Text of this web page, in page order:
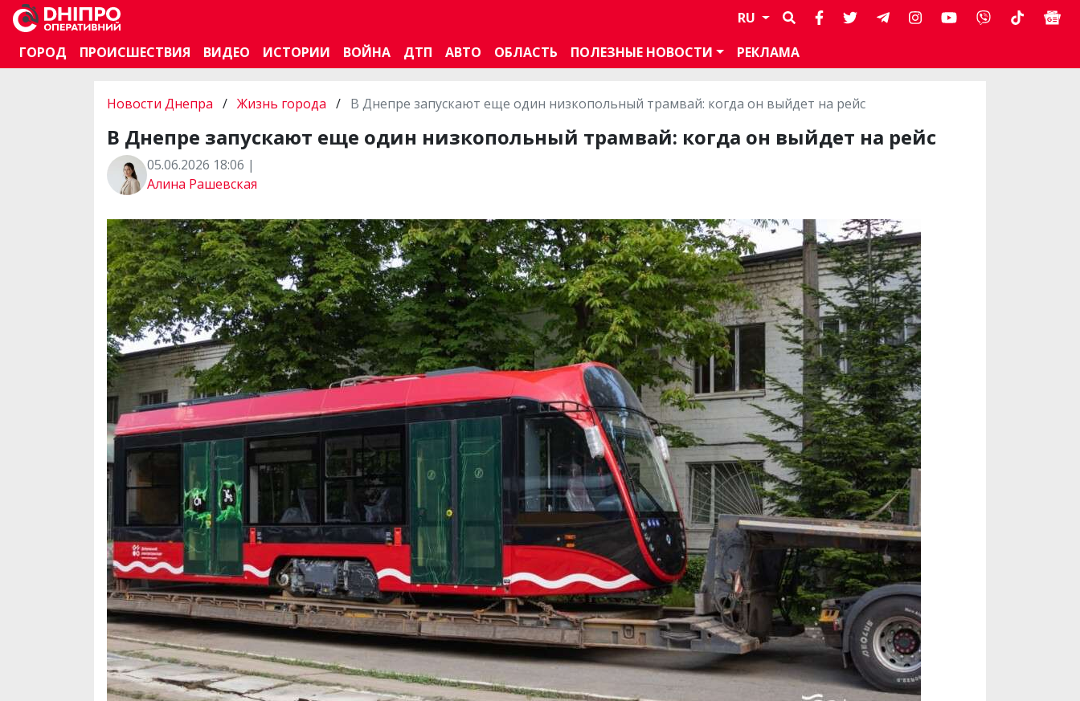
RU
ГОРОД
ПРОИСШЕСТВИЯ ВИДЕО ИСТОРИИ ВОЙНА ДТП АВТО ОБЛАСТЬ ПОЛЕЗНЫЕ НОВОСТИ РЕКЛАМА
Новости Днепра / Жизнь города / В Днепре запускают еще один низкопольный трамвай: когда он выйдет на рейс
В Днепре запускают еще один низкопольный трамвай: когда он выйдет на рейс
05.06.2026 18:06 |
Алина Рашевская